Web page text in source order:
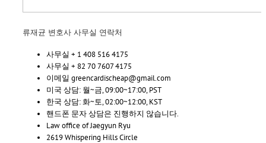
류재균 변호사 사무실 연락처
사무실 + 1 408 516 4175
사무실 + 82 70 7607 4175
이메일 greencardischeap@gmail.com
미국 상담: 월~금, 09:00~17:00, PST
한국 상담: 화~토, 02:00~12:00, KST
핸드폰 문자 상담은 진행하지 않습니다.
Law office of Jaegyun Ryu
2619 Whispering Hills Circle